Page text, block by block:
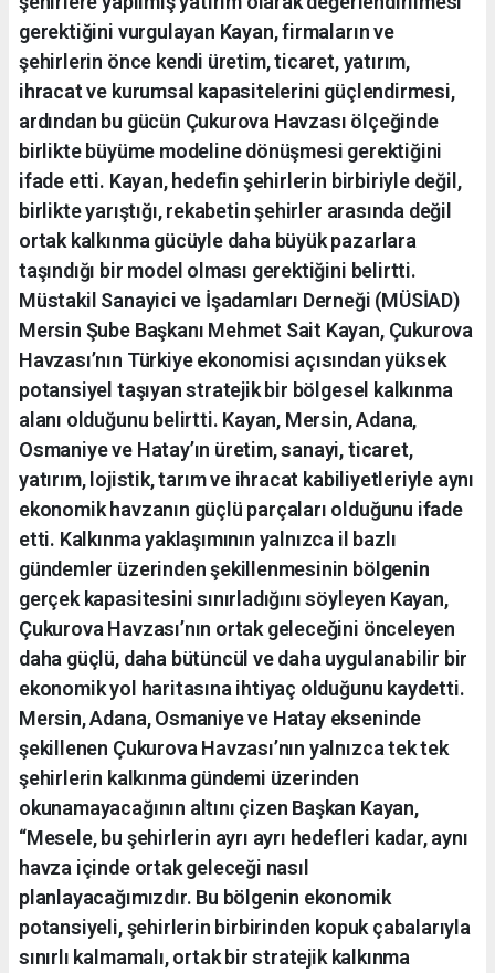
gerektiğini vurgulayan Kayan, firmaların ve
şehirlerin önce kendi üretim, ticaret, yatırım,
ihracat ve kurumsal kapasitelerini güçlendirmesi,
ardından bu gücün Çukurova Havzası ölçeğinde
birlikte büyüme modeline dönüşmesi gerektiğini
ifade etti. Kayan, hedefin şehirlerin birbiriyle değil,
birlikte yarıştığı, rekabetin şehirler arasında değil
ortak kalkınma gücüyle daha büyük pazarlara
taşındığı bir model olması gerektiğini belirtti.
Müstakil Sanayici ve İşadamları Derneği (MÜSİAD)
Mersin Şube Başkanı Mehmet Sait Kayan, Çukurova
Havzası’nın Türkiye ekonomisi açısından yüksek
potansiyel taşıyan stratejik bir bölgesel kalkınma
alanı olduğunu belirtti. Kayan, Mersin, Adana,
Osmaniye ve Hatay’ın üretim, sanayi, ticaret,
yatırım, lojistik, tarım ve ihracat kabiliyetleriyle aynı
ekonomik havzanın güçlü parçaları olduğunu ifade
etti. Kalkınma yaklaşımının yalnızca il bazlı
gündemler üzerinden şekillenmesinin bölgenin
gerçek kapasitesini sınırladığını söyleyen Kayan,
Çukurova Havzası’nın ortak geleceğini önceleyen
daha güçlü, daha bütüncül ve daha uygulanabilir bir
ekonomik yol haritasına ihtiyaç olduğunu kaydetti.
Mersin, Adana, Osmaniye ve Hatay ekseninde
şekillenen Çukurova Havzası’nın yalnızca tek tek
şehirlerin kalkınma gündemi üzerinden
okunamayacağının altını çizen Başkan Kayan,
“Mesele, bu şehirlerin ayrı ayrı hedefleri kadar, aynı
havza içinde ortak geleceği nasıl
planlayacağımızdır. Bu bölgenin ekonomik
potansiyeli, şehirlerin birbirinden kopuk çabalarıyla
sınırlı kalmamalı, ortak bir stratejik kalkınma